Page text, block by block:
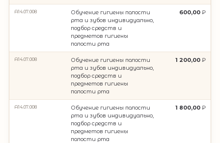
A14.07.008
Обучение гигиены полости
рта и зубов индивидуально,
подбор средств и
предметов гигиены
полости рта
600,00
A14.07.008
Обучение гигиены полости
рта и зубов индивидуально,
подбор средств и
предметов гигиены
полости рта
1 200,00
A14.07.008
Обучение гигиены полости
рта и зубов индивидуально,
подбор средств и
предметов гигиены
полости рта
1 800,00